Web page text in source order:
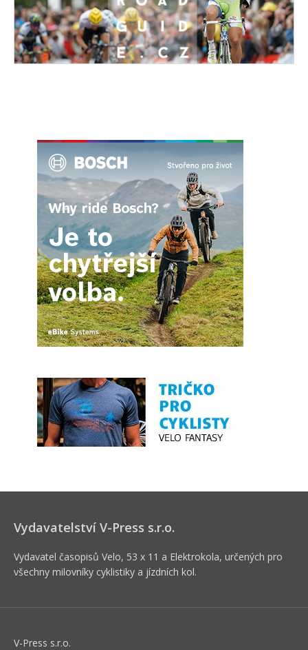
Vydavatelství V-Press s.r.o.
Vydavatel časopisů Velo, 53 x 11 a Elektrokola, určených pro
všechny milovníky cyklistiky a jízdních kol.
V-Press s.r.o.